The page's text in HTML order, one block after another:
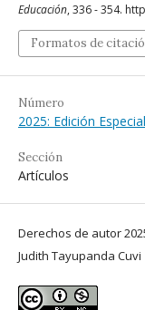
Educación, 336 - 354.
Formatos de
Número
2025: Edición Especial
Sección
Artículos
Derechos de autor
Judith Tayupanda Cuvi